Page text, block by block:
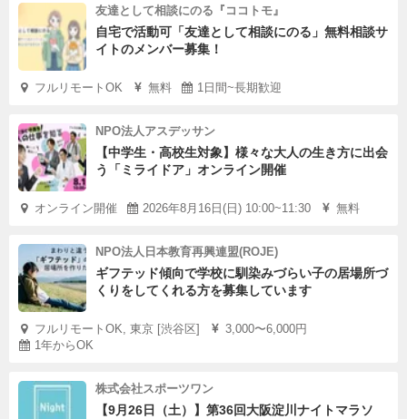
友達として相談にのる『ココトモ』
自宅で活動可「友達として相談にのる」無料相談サ
イトのメンバー募集！
フルリモートOK 無料 1日間~長期歓迎
NPO法人アスデッサン
【中学生・高校生対象】様々な大人の生き方に出会
う「ミライドア」オンライン開催
オンライン開催 2026年8月16日(日) 10:00~11:30 無料
NPO法人日本教育再興連盟(ROJE)
ギフテッド傾向で学校に馴染みづらい子の居場所づ
くりをしてくれる方を募集しています
フルリモートOK, 東京 [渋谷区]
3,000〜6,000円
1年からOK
株式会社スポーツワン
【9月26日（土）】第36回大阪淀川ナイトマラソ